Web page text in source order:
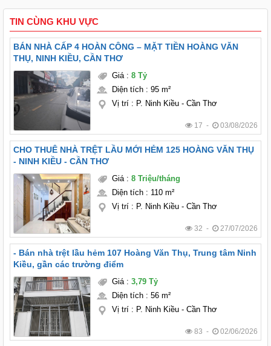
TIN CÙNG KHU VỰC
BÁN NHÀ CẤP 4 HOÀN CÔNG – MẶT TIỀN HOÀNG VĂN
THỤ, NINH KIỀU, CẦN THƠ
Giá: 8 Tỷ
Diện tích: 95 m²
Vị trí: P. Ninh Kiều - Cần Thơ
17 - 03/08/2026
CHO THUÊ NHÀ TRỆT LẦU MỚI HẺM 125 HOÀNG VĂN THỤ
- NINH KIỀU - CẦN THƠ
Giá: 8 Triệu/tháng
Diện tích: 110 m²
Vị trí: P. Ninh Kiều - Cần Thơ
32 - 27/07/2026
- Bán nhà trệt lầu hẻm 107 Hoàng Văn Thụ, Trung tâm Ninh
Kiều, gần các trường điểm
Giá: 3,79 Tỷ
Diện tích: 56 m²
Vị trí: P. Ninh Kiều - Cần Thơ
83 - 02/06/2026